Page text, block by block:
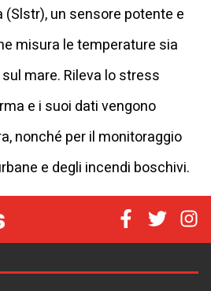
(Slstr), un sensore potente e
misura le temperature sia
mare. Rileva lo stress
e i suoi dati vengono
nonché per il monitoraggio
e degli incendi boschivi.